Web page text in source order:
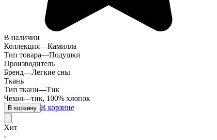
В наличии
Коллекция—Камилла
Тип товара—Подушки
Производитель
Бренд—Легкие сны
Ткань
Тип ткани—Тик
Чехол—тик, 100% хлопок
В корзину В корзине
Хит
-